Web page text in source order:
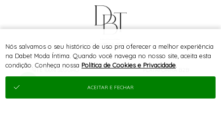
SITE 100% SEGURO PLATAFORMA B2B
® TODOS DIREITOS RESERVADOS
Nós salvamos o seu histórico de uso pra oferecer a melhor experiência
na Dabet Moda Íntima. Quando você navega no nosso site, aceita esta
condição. Conheça nossa Política de Cookies e Privacidade
ACEITAR E FECHAR